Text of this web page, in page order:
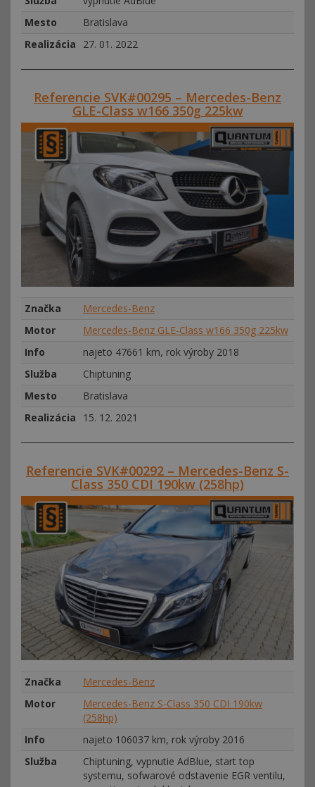
Mesto
Bratislava
Realizácia
27. 01. 2022
Referencie SVK#00295 – Mercedes-Benz
GLE-Class w166 350g 225kw
Značka
Mercedes-Benz
Motor
Mercedes-Benz GLE-Class w166 350g 225kw
Info
najeto 47661 km, rok výroby 2018
Služba
Chiptuning
Mesto
Bratislava
Realizácia
15. 12. 2021
Referencie SVK#00292 – Mercedes-Benz S-
Class 350 CDI 190kw (258hp)
Značka
Mercedes-Benz
Motor
Mercedes-Benz S-Class 350 CDI 190kw
(258hp)
Info
najeto 106037 km, rok výroby 2016
Služba
Chiptuning, vypnutie AdBlue, start top
systemu, sofwarové odstavenie EGR ventilu,